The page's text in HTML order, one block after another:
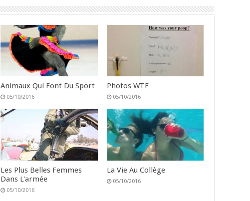
Animaux Qui Font Du Sport
05/10/2016
Photos WTF
05/10/2016
Les Plus Belles Femmes
Dans L'armée
05/10/2016
La Vie Au Collège
05/10/2016